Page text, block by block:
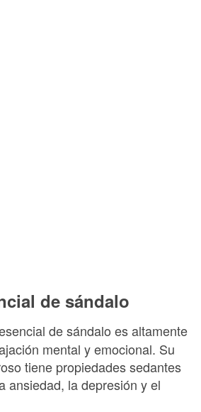
de sándalo
de sándalo es altamente
mental y emocional. Su
tiene propiedades sedantes
ansiedad, la depresión y el